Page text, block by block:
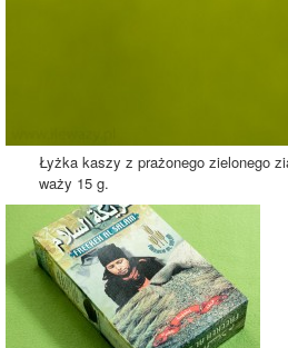
Łyżka kaszy z prażonego zielonego
waży 15 g.